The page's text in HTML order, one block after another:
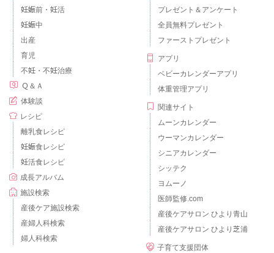
妊娠前・妊活
妊娠中
出産
育児
不妊・不妊治療
Ｑ＆Ａ
体験談
レシピ
離乳食レシピ
妊娠食レシピ
妊活食レシピ
成長アルバム
施設検索
産後ケア施設検索
産婦人科検索
婦人科検索
プレゼント＆アンケート
全員無料プレゼント
ファーストプレゼント
アプリ
ベビーカレンダーアプリ
体重管理アプリ
関連サイト
ムーンカレンダー
ウーマンカレンダー
シニアカレンダー
シッテク
ヨムーノ
医師監修.com
産後ケアサロン ひより青山
産後ケアサロン ひより芝浦
子育て支援団体